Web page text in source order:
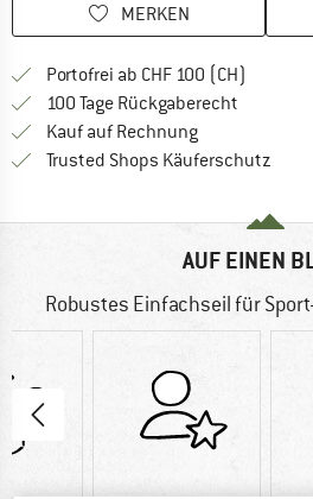
MERKEN
Portofrei ab CHF 100 (CH)
100 Tage Rückgaberecht
Kauf auf RechnungFinde die
Trusted Shops Käuferschutz
AUF EINEN
Robustes Einfachseil für